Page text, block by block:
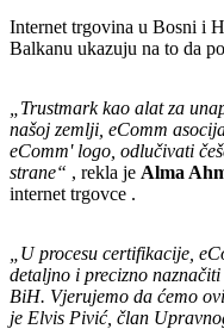
Internet trgovina u Bosni i
Balkanu ukazuju na to da
„Trustmark kao alat za
našoj zemlji, eComm
eComm' logo, odlučivati
strane“ , rekla je Alma
internet trgovce .
„U procesu certifikacije,
detaljno i precizno
BiH. Vjerujemo da ćemo
je Elvis Pivić, član